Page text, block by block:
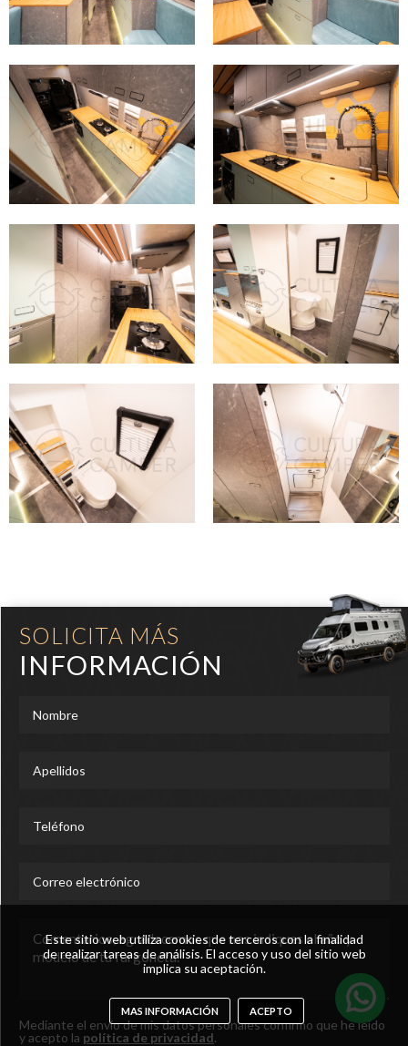
SOLICITA MÁS
INFORMACIÓN
Mediante el envío de mis datos personales confirmo que he leído
y acepto la política de privacidad.
Este sitio web utiliza cookies de terceros con la finalidad
de realizar tareas de análisis. El acceso y uso del sitio web
implica su aceptación.
MAS INFORMACIÓN ACEPTO